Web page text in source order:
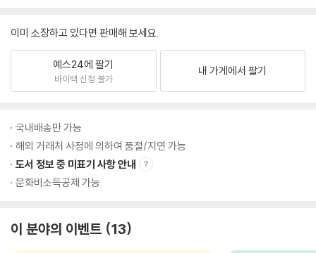
이미 소장하고 있다면 판매해 보세요.
예스24에 팔기
바이백 신청 불가
내 가게에서 팔기
국내배송만 가능
해외 거래처 사정에 의하여 품절/지연 가능
도서 정보 중 미표기 사항 안내
문화비소득공제 가능
이 분야의 이벤트 13